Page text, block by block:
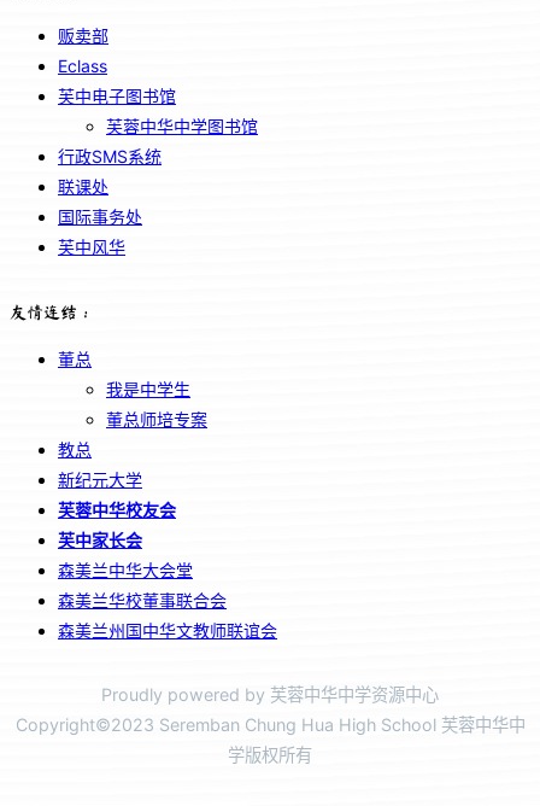
贩卖部
Eclass
芙中电子图书馆
芙蓉中华中学图书馆
行政SMS系统
联课处
国际事务处
芙中风华
友情连结：
董总
我是中学生
董总师培专案
教总
新纪元大学
芙蓉中华校友会
芙中家长会
森美兰中华大会堂
森美兰华校董事联合会
森美兰州国中华文教师联谊会
Proudly powered by 芙蓉中华中学资源中心
Copyright©2023 Seremban Chung Hua High School 芙蓉中华中
学版权所有